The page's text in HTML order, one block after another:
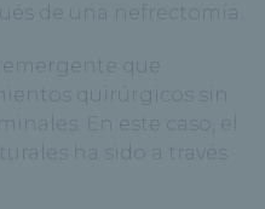
de una nefrectomía.
que
quirúrgicos sin
En este caso, el
ha sido a través